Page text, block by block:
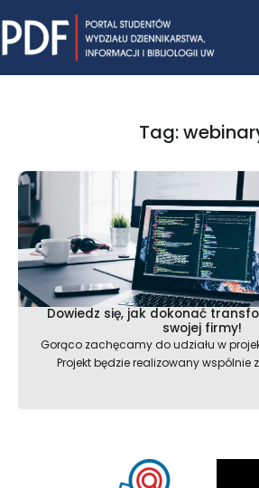
to
content
Tag:
Dowiedz się, jak dokonać
swojej firmy!
Gorąco zachęcamy do udziału w
Projekt będzie realizowany wspólnie